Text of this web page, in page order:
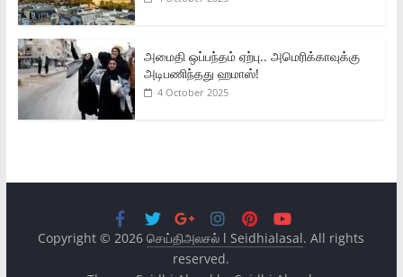
அமைதி ஒப்பந்தம் ஏற்பு.. அமெரிக்காவுக்கு
அடிபணிந்தது ஹமாஸ்!
4 October 2025
Copyright © 2026செய்திஅலசல் l Seidhialasal. All rights
reserved.